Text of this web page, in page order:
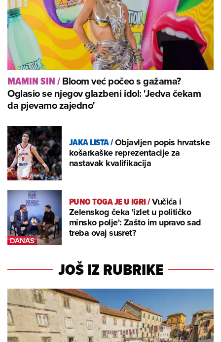
MAMIN SIN/Bloom već počeo s gažama?
Oglasio se njegov glazbeni idol: 'Jedva čekam
da pjevamo zajedno'
JAKA LISTA/Objavljen popis hrvatske
košarkaške reprezentacije za
nastavak kvalifikacija
PUNO TOGA JE U IGRI/Vučića i
Zelenskog čeka 'izlet u političko
minsko polje': Zašto im upravo sad
treba ovaj susret?
JOŠ IZ RUBRIKE